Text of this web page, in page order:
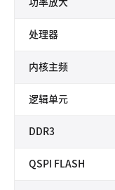
功率放大
处理器
内核主频
逻辑单元
DDR3
QSPI FLASH